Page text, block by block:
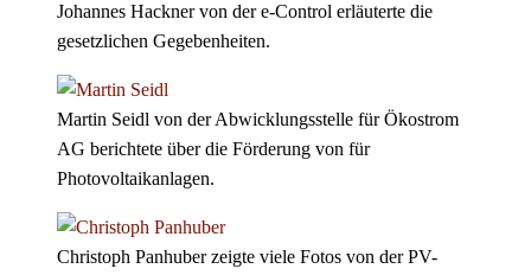
Johannes Hackner von der e-Control erläuterte die
gesetzlichen Gegebenheiten.
Martin Seidl von der Abwicklungsstelle für Ökostrom
AG berichtete über die Förderung von für
Photovoltaikanlagen.
Christoph Panhuber zeigte viele Fotos von der PV-